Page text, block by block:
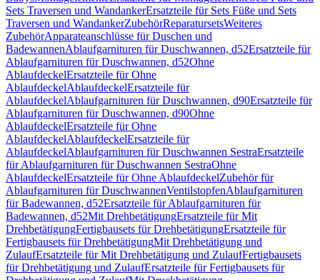
Sets Traversen und WandankerErsatzteile für Sets Füße und Sets
Traversen und WandankerZubehörReparatursetsWeiteres
ZubehörApparateanschlüsse für Duschen und
BadewannenAblaufgarnituren für Duschwannen, d52Ersatzteile für
Ablaufgarnituren für Duschwannen, d52Ohne
AblaufdeckelErsatzteile für Ohne
AblaufdeckelAblaufdeckelErsatzteile für
AblaufdeckelAblaufgarnituren für Duschwannen, d90Ersatzteile für
Ablaufgarnituren für Duschwannen, d90Ohne
AblaufdeckelErsatzteile für Ohne
AblaufdeckelAblaufdeckelErsatzteile für
AblaufdeckelAblaufgarnituren für Duschwannen SestraErsatzteile
für Ablaufgarnituren für Duschwannen SestraOhne
AblaufdeckelErsatzteile für Ohne AblaufdeckelZubehör für
Ablaufgarnituren für DuschwannenVentilstopfenAblaufgarnituren
für Badewannen, d52Ersatzteile für Ablaufgarnituren für
Badewannen, d52Mit DrehbetätigungErsatzteile für Mit
DrehbetätigungFertigbausets für DrehbetätigungErsatzteile für
Fertigbausets für DrehbetätigungMit Drehbetätigung und
ZulaufErsatzteile für Mit Drehbetätigung und ZulaufFertigbausets
für Drehbetätigung und ZulaufErsatzteile für Fertigbausets für